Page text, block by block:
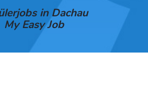
in Dachau
My Easy Job